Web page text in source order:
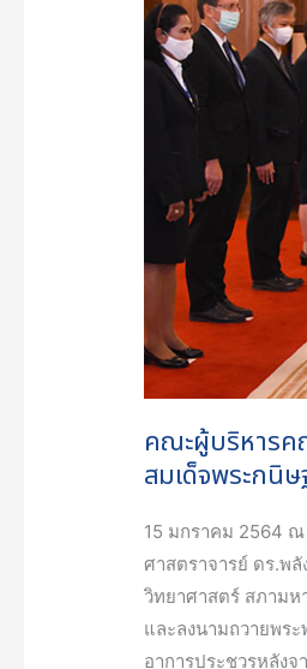
คณะผู้บริหารค
สมเด็จพระกนิ
15 มกราคม 2564
ศาสตราจารย์ ดร.พ
วิทยาศาสตร์ สภามห
และลงนามถวายพร
อาการประชวรหลังจ
ถวาย
แจกัน
ดอกไม้
ถวาย
สมเด็จ
กนิษฐา
ธิ
เจ้า
กรม
พระ
เทพ
รัตน
ราช